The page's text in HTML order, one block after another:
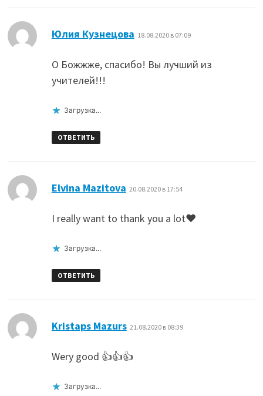
Юлия Кузнецова 18.08.2020 в 07:09
О Божжже, спасибо! Вы лучший из
учителей!!!
Загрузка...
ОТВЕТИТЬ
Elvina Mazitova 20.08.2020 в 17:54
I really want to thank you a lot❤️
Загрузка...
ОТВЕТИТЬ
Kristaps Mazurs: 21.08.2020 в 08:39
Wery good 👍👍👍
Загрузка...